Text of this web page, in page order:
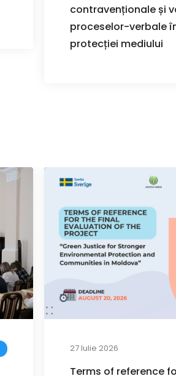
contravenționale și
proceselor-verbale
protecției mediului
27 Iulie 2026
Terms of reference